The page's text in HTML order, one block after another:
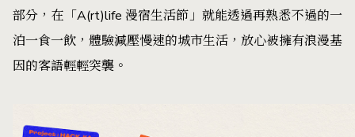
部分，在「A(rt)life 漫宿生活節」就能透過再熟悉不過的一
泊一食一飲，體驗減壓慢速的城市生活，放心被擁有浪漫基
因的客語輕輕突襲。